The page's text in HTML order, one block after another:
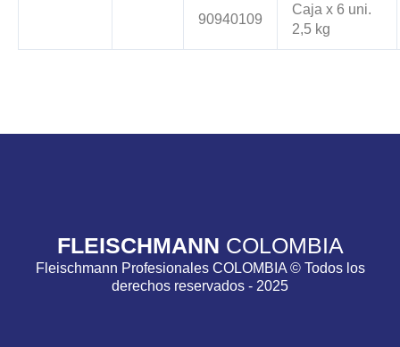
90940109
Caja x 6 uni.
2,5 kg
FLEISCHMANN COLOMBIA
Fleischmann Profesionales COLOMBIA © Todos los
derechos reservados - 2025